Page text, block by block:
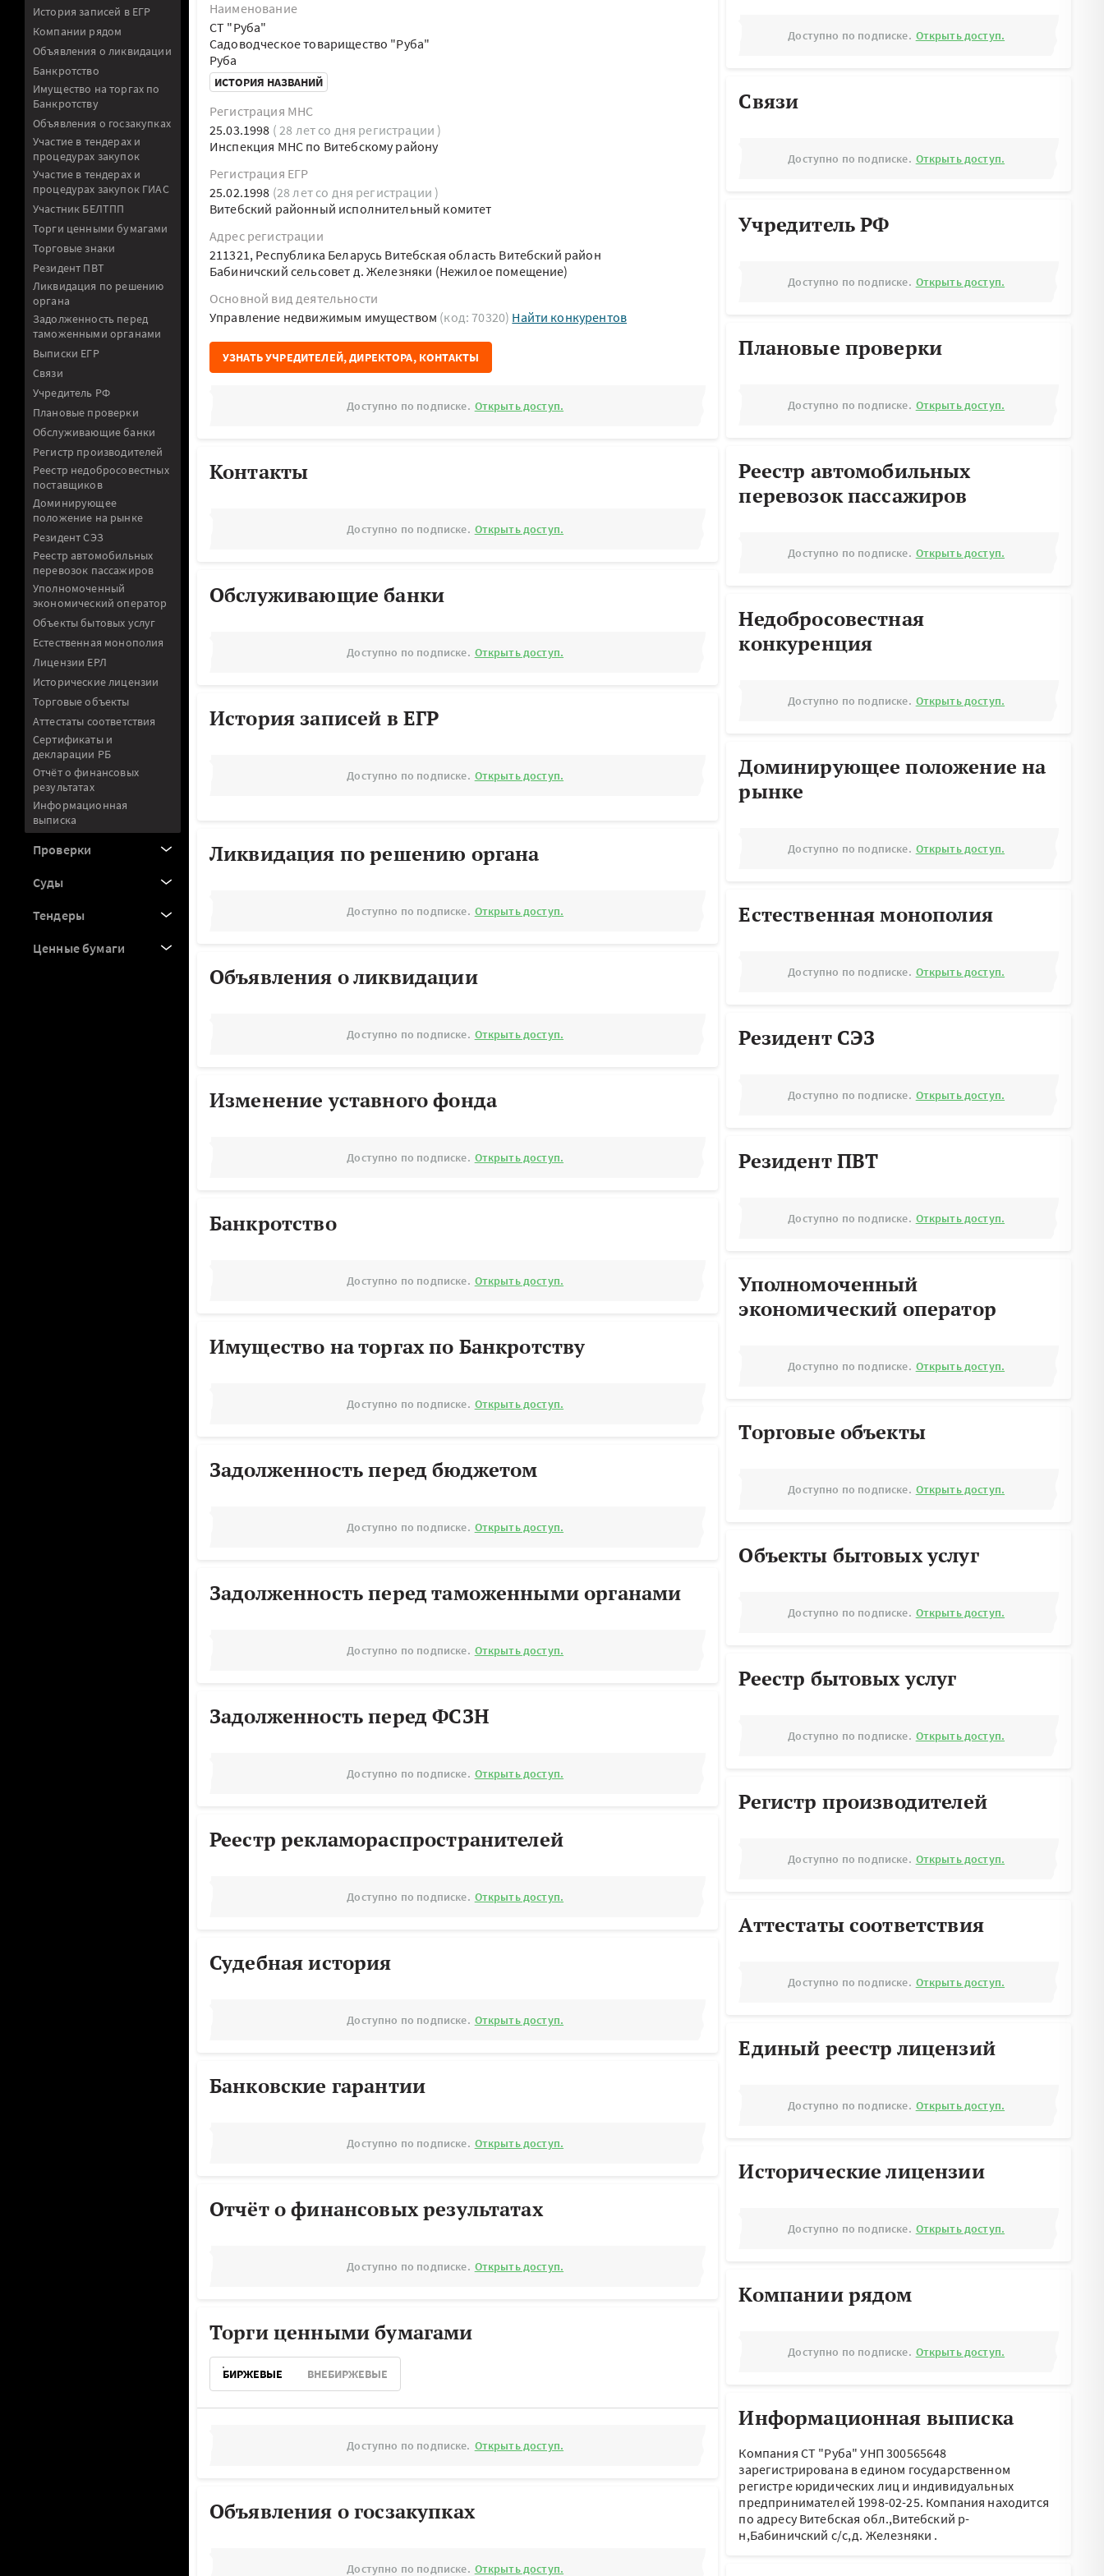
История записей в ЕГР
Компании рядом
Объявления о ликвидации
Банкротство
Имущество на торгах по
Банкротству
Объявления о госзакупках
Участие в тендерах и
процедурах закупок
Участие в тендерах и
процедурах закупок ГИАС
Участник БЕЛТПП
Торги ценными бумагами
Торговые знаки
Резидент ПВТ
Ликвидация по решению
органа
Задолженность перед
таможенными органами
Выписки ЕГР
Связи
Учредитель РФ
Плановые проверки
Обслуживающие банки
Регистр производителей
Реестр недобросовестных
поставщиков
Доминирующее
положение на рынке
Резидент СЭЗ
Реестр автомобильных
перевозок пассажиров
Уполномоченный
экономический оператор
Объекты бытовых услуг
Естественная монополия
Лицензии ЕРЛ
Исторические лицензии
Торговые объекты
Аттестаты соответствия
Сертификаты и
декларации РБ
Отчёт о финансовых
результатах
Информационная
выписка
Проверки
Суды
Тендеры
Ценные бумаги
Наименование
СТ "Руба"
Садоводческое товарищество "Руба"
Руба
ИСТОРИЯ НАЗВАНИЙ
Регистрация МНС
25.03.1998 ( 28 лет со дня регистрации )
Инспекция МНС по Витебскому району
Регистрация ЕГР
25.02.1998 (28 лет со дня регистрации )
Витебский районный исполнительный комитет
Адрес регистрации
211321, Республика Беларусь Витебская область Витебский район
Бабиничский сельсовет д. Железняки (Нежилое помещение)
Основной вид деятельности
Управление недвижимым имуществом (код: 70320) Найти конкурентов
УЗНАТЬ УЧРЕДИТЕЛЕЙ, ДИРЕКТОРА, КОНТАКТЫ
Доступно по подписке. Открыть доступ.
Контакты
Доступно по подписке. Открыть доступ.
Обслуживающие банки
Доступно по подписке. Открыть доступ.
История записей в ЕГР
Доступно по подписке. Открыть доступ.
Ликвидация по решению органа
Доступно по подписке. Открыть доступ.
Объявления о ликвидации
Доступно по подписке. Открыть доступ.
Изменение уставного фонда
Доступно по подписке. Открыть доступ.
Банкротство
Доступно по подписке. Открыть доступ.
Имущество на торгах по Банкротству
Доступно по подписке. Открыть доступ.
Задолженность перед бюджетом
Доступно по подписке. Открыть доступ.
Задолженность перед таможенными органами
Доступно по подписке. Открыть доступ.
Задолженность перед ФСЗН
Доступно по подписке. Открыть доступ.
Реестр рекламораспространителей
Доступно по подписке. Открыть доступ.
Судебная история
Доступно по подписке. Открыть доступ.
Банковские гарантии
Доступно по подписке. Открыть доступ.
Отчёт о финансовых результатах
Доступно по подписке. Открыть доступ.
Торги ценными бумагами
БИРЖЕВЫЕ ВНЕБИРЖЕВЫЕ
Доступно по подписке. Открыть доступ.
Объявления о госзакупках
Доступно по подписке. Открыть доступ.
Доступно по подписке. Открыть доступ.
Связи
Доступно по подписке. Открыть доступ.
Учредитель РФ
Доступно по подписке. Открыть доступ.
Плановые проверки
Доступно по подписке. Открыть доступ.
Реестр автомобильных
перевозок пассажиров
Доступно по подписке. Открыть доступ.
Недобросовестная
конкуренция
Доступно по подписке. Открыть доступ.
Доминирующее положение на
рынке
Доступно по подписке. Открыть доступ.
Естественная монополия
Доступно по подписке. Открыть доступ.
Резидент СЭЗ
Доступно по подписке. Открыть доступ.
Резидент ПВТ
Доступно по подписке. Открыть доступ.
Уполномоченный
экономический оператор
Доступно по подписке. Открыть доступ.
Торговые объекты
Доступно по подписке. Открыть доступ.
Объекты бытовых услуг
Доступно по подписке. Открыть доступ.
Реестр бытовых услуг
Доступно по подписке. Открыть доступ.
Регистр производителей
Доступно по подписке. Открыть доступ.
Аттестаты соответствия
Доступно по подписке. Открыть доступ.
Единый реестр лицензий
Доступно по подписке. Открыть доступ.
Исторические лицензии
Доступно по подписке. Открыть доступ.
Компании рядом
Доступно по подписке. Открыть доступ.
Информационная выписка
Компания СТ "Руба" УНП 300565648
зарегистрирована в едином государственном
регистре юридических лиц и индивидуальных
предпринимателей 1998-02-25. Компания находится
по адресуВитебская обл.,Витебский р-
н,Бабиничский с/с,д. Железняки .